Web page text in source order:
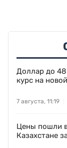
Доллар до
курс на
7 августа, 11:19
Цены пошли
Казахстане